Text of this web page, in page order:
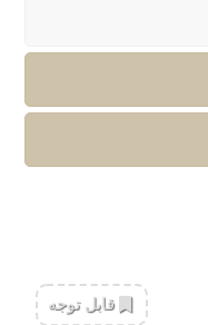
‌قابل توجه